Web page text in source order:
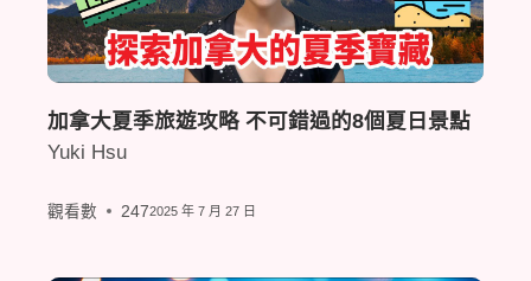
加拿大夏季旅遊攻略 不可錯過的8個夏日景點
Yuki Hsu
觀看數 2472025 年 7 月 27 日